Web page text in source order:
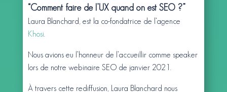
“Comment faire de l’UX quand on est SEO ?”
Laura Blanchard, est la co-fondatrice de l’agence
Khosi
Nous avions eu l’honneur de l’accueillir comme speaker
lors de notre webinaire SEO de janvier 2021.
À travers cette rediffusion, Laura Blanchard nous